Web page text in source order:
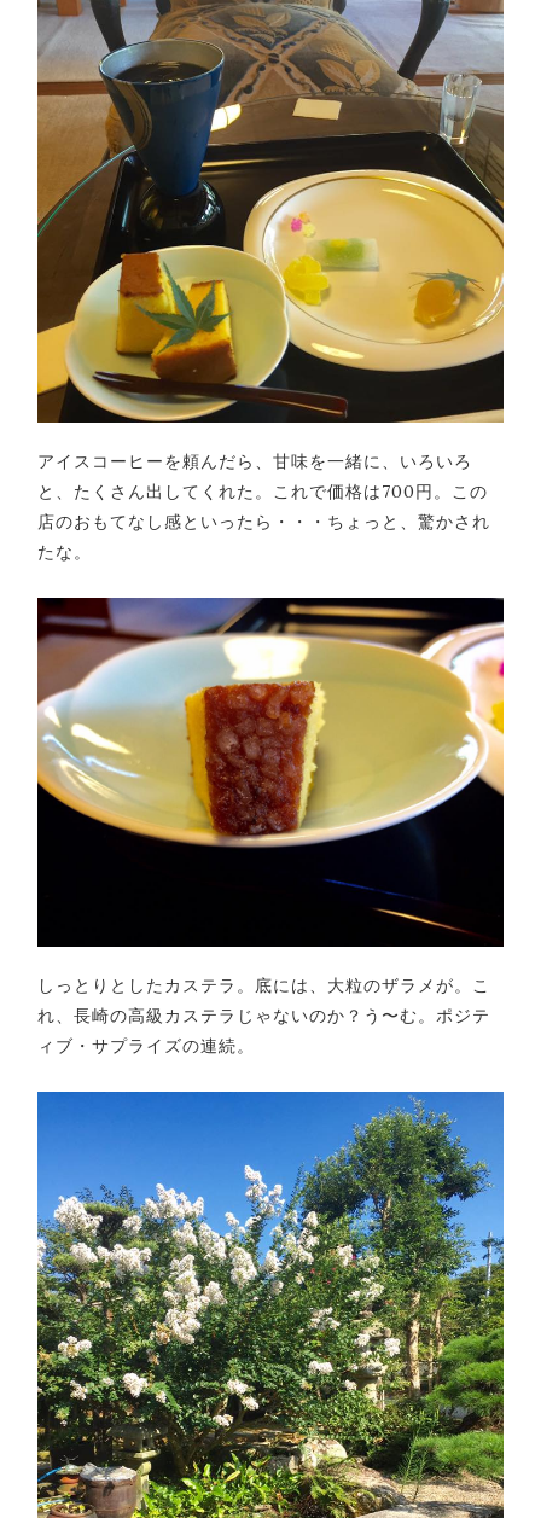
アイスコーヒーを頼んだら、甘味を一緒に、いろいろ
と、たくさん出してくれた。これで価格は700円。この
店のおもてなし感といったら・・・ちょっと、驚かされ
たな。
しっとりとしたカステラ。底には、大粒のザラメが。こ
れ、長崎の高級カステラじゃないのか？う〜む。ポジテ
ィブ・サプライズの連続。